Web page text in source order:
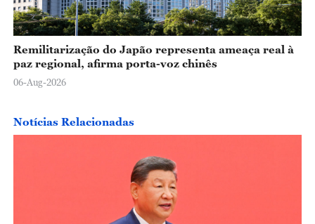
Remilitarização do Japão representa ameaça real à
paz regional, afirma porta-voz chinês
06-Aug-2026
Notícias Relacionadas